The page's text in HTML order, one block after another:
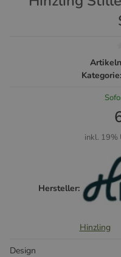
Kategorie:
inkl. 19%
Hersteller:
Hinzling
Design